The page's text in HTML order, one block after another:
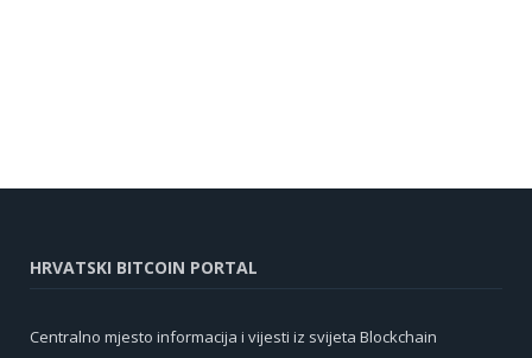
HRVATSKI BITCOIN PORTAL
Centralno mjesto informacija i vijesti iz svijeta Blockchain